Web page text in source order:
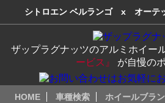
シトロエン ベルランゴ x オーテ
ザップラグナッツのアルミホイー
ービス』 が自慢の
HOME 車種検索 ホイールブラ